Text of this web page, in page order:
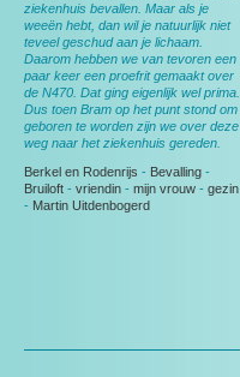
ziekenhuis bevallen. Maar als je
weeën hebt, dan wil je natuurlijk niet
teveel geschud aan je lichaam.
Daarom hebben we van tevoren een
paar keer een proefrit gemaakt over
de N470. Dat ging eigenlijk wel prima.
Dus toen Bram op het punt stond om
geboren te worden zijn we over deze
weg naar het ziekenhuis gereden.
Berkel en Rodenrijs - Bevalling -
Bruiloft - vriendin - mijn vrouw - gezin
- Martin Uitdenbogerd